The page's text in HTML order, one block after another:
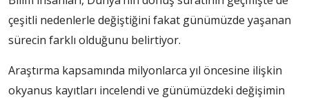
çeşitli nedenlerle değiştiğini fakat günümüzde yaşanan
sürecin farklı olduğunu belirtiyor.
Araştırma kapsamında milyonlarca yıl öncesine ilişkin
okyanus kayıtları incelendi ve günümüzdeki değişimin